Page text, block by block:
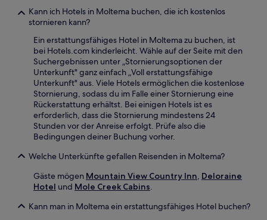
Kann ich Hotels in Moltema buchen, die ich kostenlos
stornieren kann?
Ein erstattungsfähiges Hotel in Moltema zu buchen, ist
bei Hotels.com kinderleicht. Wähle auf der Seite mit den
Suchergebnissen unter „Stornierungsoptionen der
Unterkunft" ganz einfach „Voll erstattungsfähige
Unterkunft" aus. Viele Hotels ermöglichen die kostenlose
Stornierung, sodass du im Falle einer Stornierung eine
Rückerstattung erhältst. Bei einigen Hotels ist es
erforderlich, dass die Stornierung mindestens 24
Stunden vor der Anreise erfolgt. Prüfe also die
Bedingungen deiner Buchung vorher.
Welche Unterkünfte gefallen Reisenden in Moltema?
Gäste mögen Mountain View Country Inn, Deloraine
Hotel und Mole Creek Cabins.
Kann man in Moltema ein erstattungsfähiges Hotel buchen?